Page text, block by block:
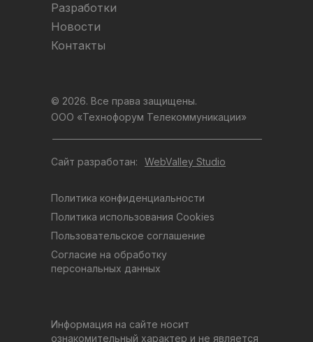
Разработки
Новости
Контакты
Информация на сайте носит
ознакомительный характер и не является
Политика использования Cookies
Согласие на обработку
персональных данных
Пользовательское соглашение
Политика конфиденциальности
© 2026. Все права защищены.
ООО «Технофорум Телекоммуникации»
Сайт разработан: WebValley Studio